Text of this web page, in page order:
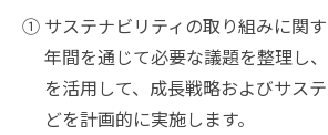
①サステナビリティの取り組みに関
年間を通じて必要な議題を整理し
を活用して、成長戦略およびサス
どを計画的に実施します。